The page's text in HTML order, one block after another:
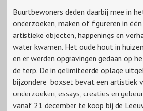
Buurtbewoners deden daarbij mee in
onderzoeken, maken of figureren in
artistieke objecten, happenings en
water kwamen. Het oude hout in
en er werden opgravingen gedaan op
de terp. De in gelimiteerde oplage
bijzondere boxset bevat een artistiek
onderzoeken, essays, creaties en
vanaf 21 december te koop bij de